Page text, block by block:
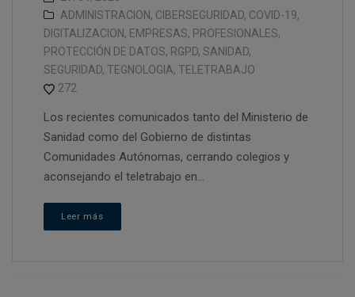
ADMINISTRACION, CIBERSEGURIDAD, COVID-19,
DIGITALIZACION, EMPRESAS, PROFESIONALES,
PROTECCIÓN DE DATOS, RGPD, SANIDAD,
SEGURIDAD, TEGNOLOGIA, TELETRABAJO
272
Los recientes comunicados tanto del Ministerio de
Sanidad como del Gobierno de distintas
Comunidades Autónomas, cerrando colegios y
aconsejando el teletrabajo en...
Leer más